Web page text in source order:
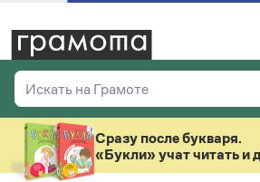
Искать на Грамоте
Справочная служба
Везде